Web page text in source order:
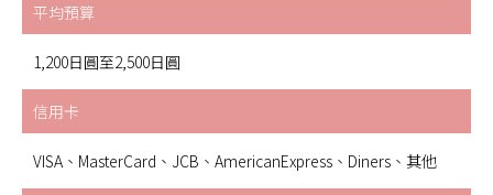
平均預算
1,200日圓至2,500日圓
信用卡
VISA、MasterCard、JCB、AmericanExpress、Diners、其他